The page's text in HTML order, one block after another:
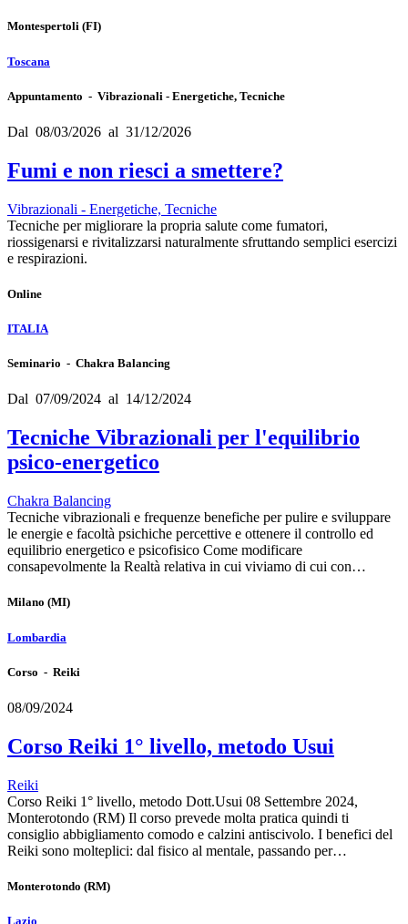
Montespertoli (FI)
Toscana
Appuntamento - Vibrazionali - Energetiche, Tecniche
Dal 08/03/2026 al 31/12/2026
Fumi e non riesci a smettere?
Vibrazionali - Energetiche, Tecniche
Tecniche per migliorare la propria salute come fumatori,
riossigenarsi e rivitalizzarsi naturalmente sfruttando semplici esercizi
e respirazioni.
Online
ITALIA
Seminario - Chakra Balancing
Dal 07/09/2024 al 14/12/2024
Tecniche Vibrazionali per l'equilibrio
psico-energetico
Chakra Balancing
Tecniche vibrazionali e frequenze benefiche per pulire e sviluppare
le energie e facoltà psichiche percettive e ottenere il controllo ed
equilibrio energetico e psicofisico Come modificare
consapevolmente la Realtà relativa in cui viviamo di cui con…
Milano (MI)
Lombardia
Corso - Reiki
08/09/2024
Corso Reiki 1° livello, metodo Usui
Reiki
Corso Reiki 1° livello, metodo Dott.Usui 08 Settembre 2024,
Monterotondo (RM) Il corso prevede molta pratica quindi ti
consiglio abbigliamento comodo e calzini antiscivolo. I benefici del
Reiki sono molteplici: dal fisico al mentale, passando per…
Monterotondo (RM)
Lazio